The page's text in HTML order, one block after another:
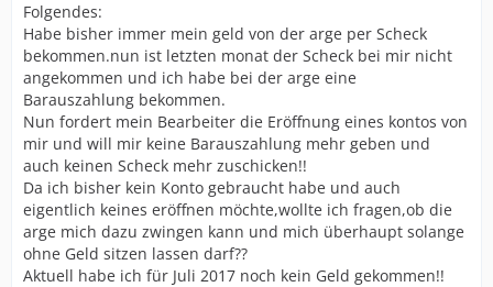
Folgendes:
Habe bisher immer mein geld von der arge per Scheck
bekommen.nun ist letzten monat der Scheck bei mir nicht
angekommen und ich habe bei der arge eine
Barauszahlung bekommen.
Nun fordert mein Bearbeiter die Eröffnung eines kontos von
mir und will mir keine Barauszahlung mehr geben und
auch keinen Scheck mehr zuschicken!!
Da ich bisher kein Konto gebraucht habe und auch
eigentlich keines eröffnen möchte,wollte ich fragen,ob die
arge mich dazu zwingen kann und mich überhaupt solange
ohne Geld sitzen lassen darf??
Aktuell habe ich für Juli 2017 noch kein Geld gekommen!!